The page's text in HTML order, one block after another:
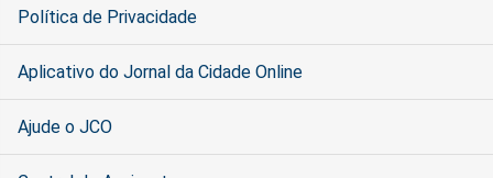
Política de Privacidade
Aplicativo do Jornal da Cidade Online
Ajude o JCO